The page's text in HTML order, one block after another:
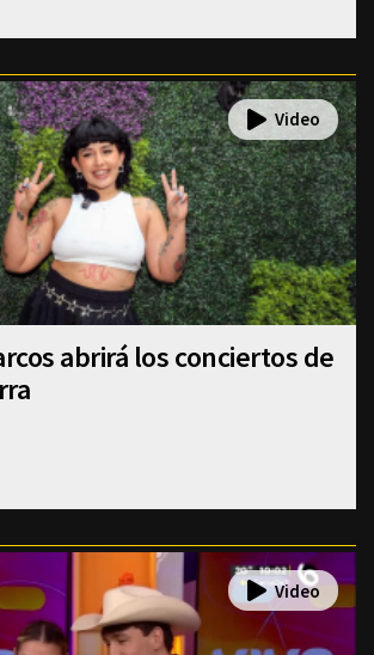
abrirá los conciertos de